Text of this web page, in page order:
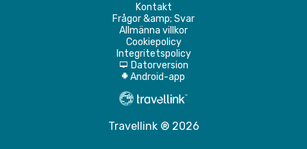
Kontakt
Frågor &amp; Svar
Allmänna villkor
Cookiepolicy
Integritetspolicy
d Datorversion
A Android-app
Travellink ® 2026